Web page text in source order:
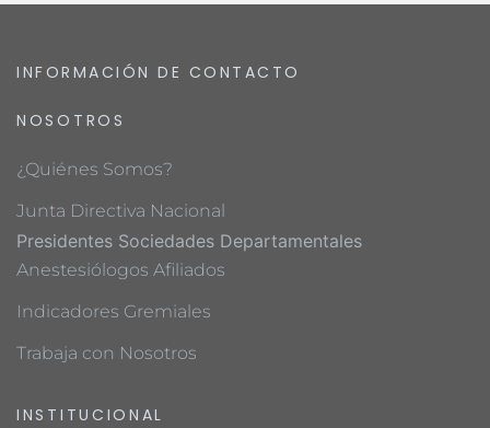
INFORMACIÓN DE CONTACTO
NOSOTROS
¿Quiénes Somos?
Junta Directiva Nacional
Presidentes Sociedades Departamentales
Anestesiólogos Afiliados
Indicadores Gremiales
Trabaja con Nosotros
INSTITUCIONAL